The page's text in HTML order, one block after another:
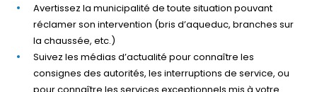
Avertissez la municipalité de toute situation pouvant
réclamer son intervention (bris d’aqueduc, branches sur
la chaussée, etc.)
Suivez les médias d’actualité pour connaître les
consignes des autorités, les interruptions de service, ou
pour connaître les services exceptionnels mis à votre